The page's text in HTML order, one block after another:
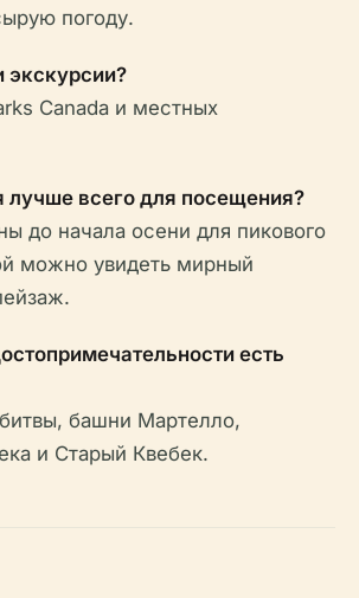
погоду.
экскурсии?
Canada и местных
лучше всего для посещения?
до начала осени для пикового
можно увидеть мирный
есть
башни Мартелло,
и Старый Квебек.